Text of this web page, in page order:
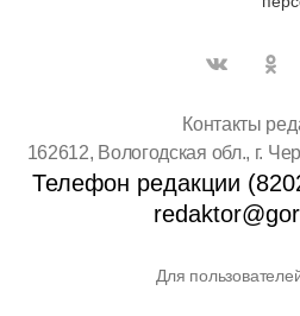
Контакты
162612, Вологодская обл., г.
Телефон редакции
Для